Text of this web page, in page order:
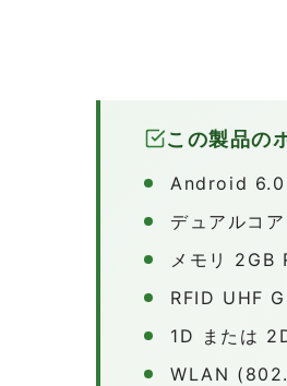
この製品の
Android
デュアルコ
メモリ 2GB
RFID UHF
1D または
WLAN